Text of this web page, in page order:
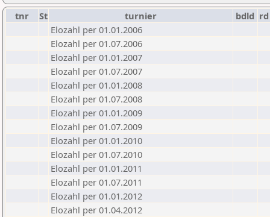
tnr St turnier bdld rd
Elozahl per 01.01.2006
Elozahl per 01.07.2006
Elozahl per 01.01.2007
Elozahl per 01.07.2007
Elozahl per 01.01.2008
Elozahl per 01.07.2008
Elozahl per 01.01.2009
Elozahl per 01.07.2009
Elozahl per 01.01.2010
Elozahl per 01.07.2010
Elozahl per 01.01.2011
Elozahl per 01.07.2011
Elozahl per 01.01.2012
Elozahl per 01.04.2012